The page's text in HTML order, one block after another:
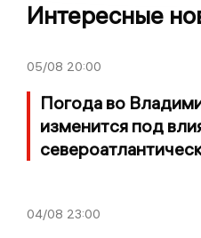
Интересные
05/08 20:00
Погода во
изменится под
04/08 23:00